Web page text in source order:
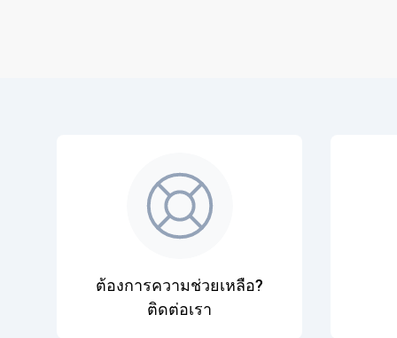
ต้องการความช่วยเหลือ?
ติดต่อเรา